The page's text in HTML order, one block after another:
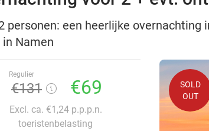
personen: een heerlijke
in Namen
Regulier
€131 €69
Excl. ca. €1,24 p.p.p.n.
toeristenbelasting
SOLD
OUT